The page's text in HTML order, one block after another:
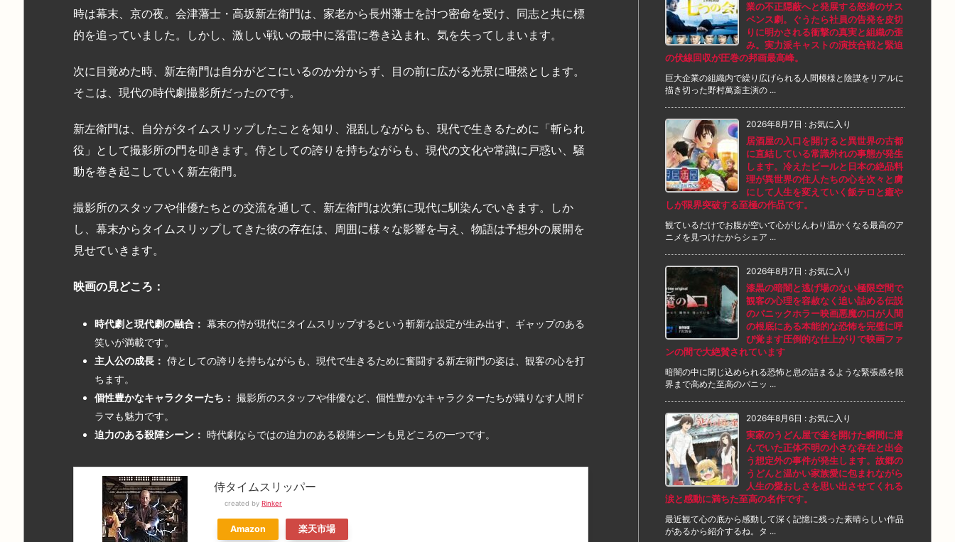
時は幕末、京の夜。会津藩士・高坂新左衛門は、家老から長州藩士を討つ密命を受け、同志と共に標
的を追っていました。しかし、激しい戦いの最中に落雷に巻き込まれ、気を失ってしまいます。
次に目覚めた時、新左衛門は自分がどこにいるのか分からず、目の前に広がる光景に唖然とします。
そこは、現代の時代劇撮影所だったのです。
新左衛門は、自分がタイムスリップしたことを知り、混乱しながらも、現代で生きるために「斬られ
役」として撮影所の門を叩きます。侍としての誇りを持ちながらも、現代の文化や常識に戸惑い、騒
動を巻き起こしていく新左衛門。
撮影所のスタッフや俳優たちとの交流を通して、新左衛門は次第に現代に馴染んでいきます。しか
し、幕末からタイムスリップしてきた彼の存在は、周囲に様々な影響を与え、物語は予想外の展開を
見せていきます。
映画の見どころ：
時代劇と現代劇の融合： 幕末の侍が現代にタイムスリップするという斬新な設定が生み出す、ギャップのある
笑いが満載です。
主人公の成長： 侍としての誇りを持ちながらも、現代で生きるために奮闘する新左衛門の姿は、観客の心を打
ちます。
個性豊かなキャラクターたち： 撮影所のスタッフや俳優など、個性豊かなキャラクターたちが織りなす人間ド
ラマも魅力です。
迫力のある殺陣シーン： 時代劇ならではの迫力のある殺陣シーンも見どころの一つです。
侍タイムスリッパー
created by Rinker
Amazon 楽天市場
業の不正隠蔽へと発展する怒涛のサス
ペンス劇。ぐうたら社員の告発を皮切
りに明かされる衝撃の真実と組織の歪
み。実力派キャストの演技合戦と緊迫
の伏線回収が圧巻の邦画最高峰。
巨大企業の組織内で繰り広げられる人間模様と陰謀をリアルに
描き切った野村萬斎主演の ...
2026年8月7日 : お気に入り
居酒屋の入口を開けると異世界の古都
に直結している常識外れの事態が発生
します。冷えたビールと日本の絶品料
理が異世界の住人たちの心を次々と虜
にして人生を変えていく飯テロと癒や
しが限界突破する至極の作品です。
観ているだけでお腹が空いて心がじんわり温かくなる最高のア
ニメを見つけたからシェア ...
2026年8月7日 : お気に入り
漆黒の暗闇と逃げ場のない極限空間で
観客の心理を容赦なく追い詰める伝説
のパニックホラー映画悪魔の口が人間
の根底にある本能的な恐怖を完璧に呼
び覚ます圧倒的な仕上がりで映画ファ
ンの間で大絶賛されています
暗闇の中に閉じ込められる恐怖と息の詰まるような緊張感を限
界まで高めた至高のパニッ ...
2026年8月6日 : お気に入り
実家のうどん屋で釜を開けた瞬間に潜
んでいた正体不明の小さな存在と出会
う想定外の事件が発生します。故郷の
うどんと温かい家族愛に包まれながら
人生の愛おしさを思い出させてくれる
涙と感動に満ちた至高の名作です。
最近観て心の底から感動して深く記憶に残った素晴らしい作品
があるから紹介するね。タ ...